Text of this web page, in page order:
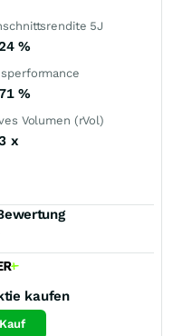
5J
%
%
Volumen (rVol)
x
kaufen
Kauf